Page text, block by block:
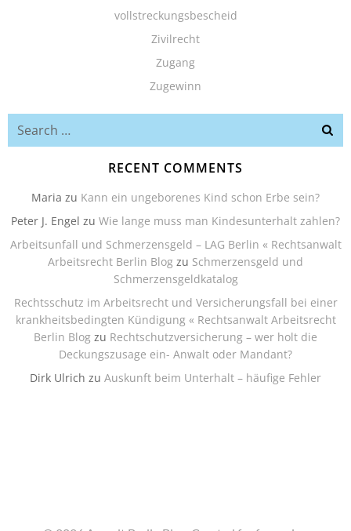
vollstreckungsbescheid
Zivilrecht
Zugang
Zugewinn
Search
RECENT COMMENTS
Maria zu Kann ein ungeborenes Kind schon Erbe sein?
Peter J. Engel zu Wie lange muss man Kindesunterhalt zahlen?
Arbeitsunfall und Schmerzensgeld – LAG Berlin « Rechtsanwalt
Arbeitsrecht Berlin Blog zu Schmerzensgeld und
Schmerzensgeldkatalog
Rechtsschutz im Arbeitsrecht und Versicherungsfall bei einer
krankheitsbedingten Kündigung « Rechtsanwalt Arbeitsrecht
Berlin Blog zu Rechtschutzversicherung – wer holt die
Deckungszusage ein- Anwalt oder Mandant?
Dirk Ulrich zu Auskunft beim Unterhalt – häufige Fehler